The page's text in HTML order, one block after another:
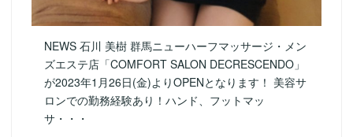
NEWS 石川 美樹 群馬ニューハーフマッサージ・メン
ズエステ店「COMFORT SALON DECRESCENDO」
が2023年1月26日(金)よりOPENとなります！ 美容サ
ロンでの勤務経験あり！ハンド、フットマッ
サ・・・